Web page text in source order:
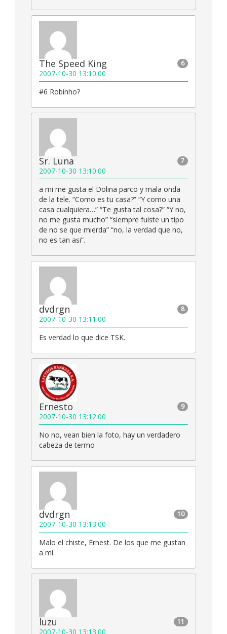
6
The Speed King
2007-10-30 13:10:00
#6 Robinho?
7
Sr. Luna
2007-10-30 13:10:00
a mi me gusta el Dolina parco y mala onda
de la tele. “Como es tu casa?” “Y como una
casa cualquiera…” “Te gusta tal cosa?” “Y no,
no me gusta mucho” “siempre fuiste un tipo
de no se que mierda” “no, la verdad que no,
no es tan asi”.
8
dvdrgn
2007-10-30 13:11:00
Es verdad lo que dice TSK.
9
Ernesto
2007-10-30 13:12:00
No no, vean bien la foto, hay un verdadero
cabeza de termo
10
dvdrgn
2007-10-30 13:13:00
Malo el chiste, Ernest. De los que me gustan
a mí.
11
luzu
2007-10-30 13:13:00